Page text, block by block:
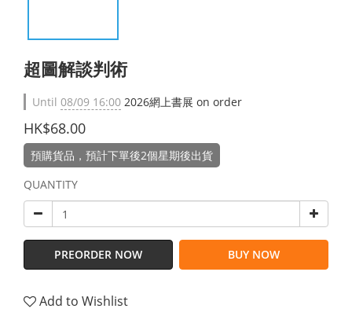
超圖解談判術
Until 08/09 16:00 2026網上書展 on order
HK$68.00
預購貨品，預計下單後2個星期後出貨
QUANTITY
PREORDER NOW BUY NOW
Add to Wishlist